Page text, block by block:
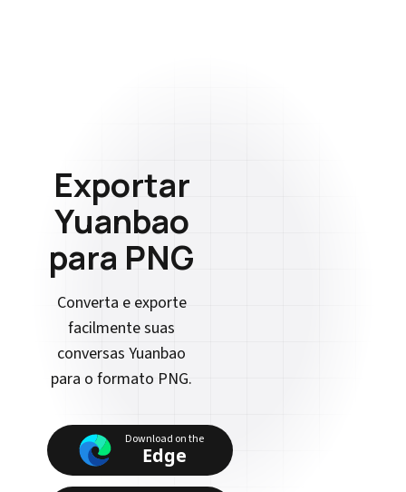
Exportar
Yuanbao
para PNG
Converta e exporte
facilmente suas
conversas Yuanbao
para o formato PNG.
Download on the
Edge